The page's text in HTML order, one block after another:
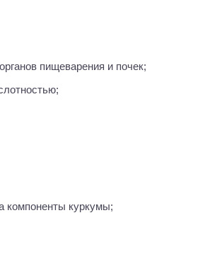
пищеварения и почек;
компоненты куркумы;